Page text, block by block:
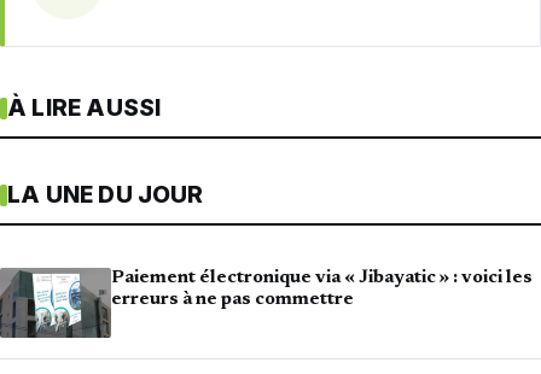
À LIRE AUSSI
LA UNE DU JOUR
Paiement électronique via « Jibayatic » : voici les
erreurs à ne pas commettre